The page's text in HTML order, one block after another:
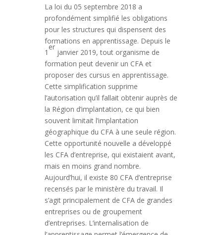
La loi du 05 septembre 2018 a
profondément simplifié les obligations
pour les structures qui dispensent des
formations en apprentissage. Depuis le
1
er
janvier 2019, tout organisme de
formation peut devenir un CFA et
proposer des cursus en apprentissage.
Cette simplification supprime
l’autorisation qu’il fallait obtenir auprès de
la Région d’implantation, ce qui bien
souvent limitait l’implantation
géographique du CFA à une seule région.
Cette opportunité nouvelle a développé
les CFA d’entreprise, qui existaient avant,
mais en moins grand nombre.
Aujourd’hui, il existe 80 CFA d’entreprise
recensés par le ministère du travail. Il
s’agit principalement de CFA de grandes
entreprises ou de groupement
d’entreprises. L’internalisation de